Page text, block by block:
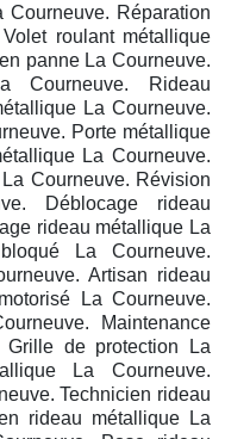
Réparation
roulant métallique
panne La Courneuve.
Courneuve. Rideau
La Courneuve.
Porte métallique
La Courneuve.
Courneuve. Révision
Déblocage rideau
rideau métallique La
La Courneuve.
Artisan rideau
La Courneuve.
Maintenance
Grille de protection La
La Courneuve.
Technicien rideau
rideau métallique La